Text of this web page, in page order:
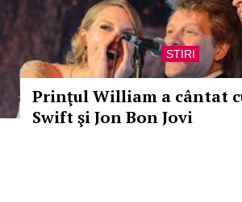
STIRI
Prinţul William a cântat
Swift şi Jon Bon Jovi